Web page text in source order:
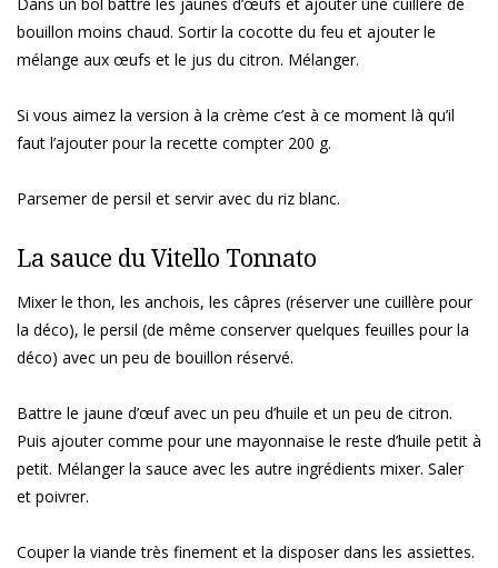
bouillon moins chaud. Sortir la cocotte du feu et ajouter le
mélange aux œufs et le jus du citron. Mélanger.
Si vous aimez la version à la crème c’est à ce moment là qu’il
faut l’ajouter pour la recette compter 200 g.
Parsemer de persil et servir avec du riz blanc.
La sauce du Vitello Tonnato
Mixer le thon, les anchois, les câpres (réserver une cuillère pour
la déco), le persil (de même conserver quelques feuilles pour la
déco) avec un peu de bouillon réservé.
Battre le jaune d’œuf avec un peu d’huile et un peu de citron.
Puis ajouter comme pour une mayonnaise le reste d’huile petit à
petit. Mélanger la sauce avec les autre ingrédients mixer. Saler
et poivrer.
Couper la viande très finement et la disposer dans les assiettes.